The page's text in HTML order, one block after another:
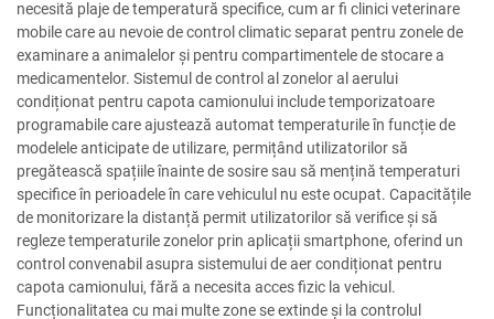
necesită plaje de temperatură specifice, cum ar fi clinici veterinare
mobile care au nevoie de control climatic separat pentru zonele de
examinare a animalelor și pentru compartimentele de stocare a
medicamentelor. Sistemul de control al zonelor al aerului
condiționat pentru capota camionului include temporizatoare
programabile care ajustează automat temperaturile în funcție de
modelele anticipate de utilizare, permițând utilizatorilor să
pregătească spațiile înainte de sosire sau să mențină temperaturi
specifice în perioadele în care vehiculul nu este ocupat. Capacitățile
de monitorizare la distanță permit utilizatorilor să verifice și să
regleze temperaturile zonelor prin aplicații smartphone, oferind un
control convenabil asupra sistemului de aer condiționat pentru
capota camionului, fără a necesita acces fizic la vehicul.
Funcționalitatea cu mai multe zone se extinde și la controlul